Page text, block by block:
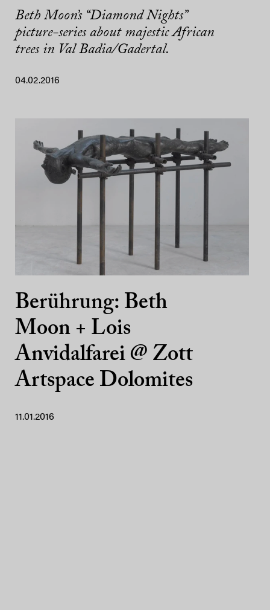
Beth Moon’s “Diamond Nights”
picture-series about majestic African
trees in Val Badia/Gadertal.
04.02.2016
Berührung: Beth
Moon + Lois
Anvidalfarei @ Zott
Artspace Dolomites
11.01.2016